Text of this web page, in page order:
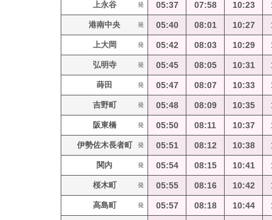
上永谷 発 05:37 07:58 10:23
港南中央 発 05:40 08:01 10:27
上大岡 発 05:42 08:03 10:29
弘明寺 発 05:45 08:05 10:31
蒔田 発 05:47 08:07 10:33
吉野町 発 05:48 08:09 10:35
阪東橋 発 05:50 08:11 10:37
伊勢佐木長者町 発 05:51 08:12 10:38
関内 発 05:54 08:15 10:41
桜木町 発 05:55 08:16 10:42
高島町 発 05:57 08:18 10:44